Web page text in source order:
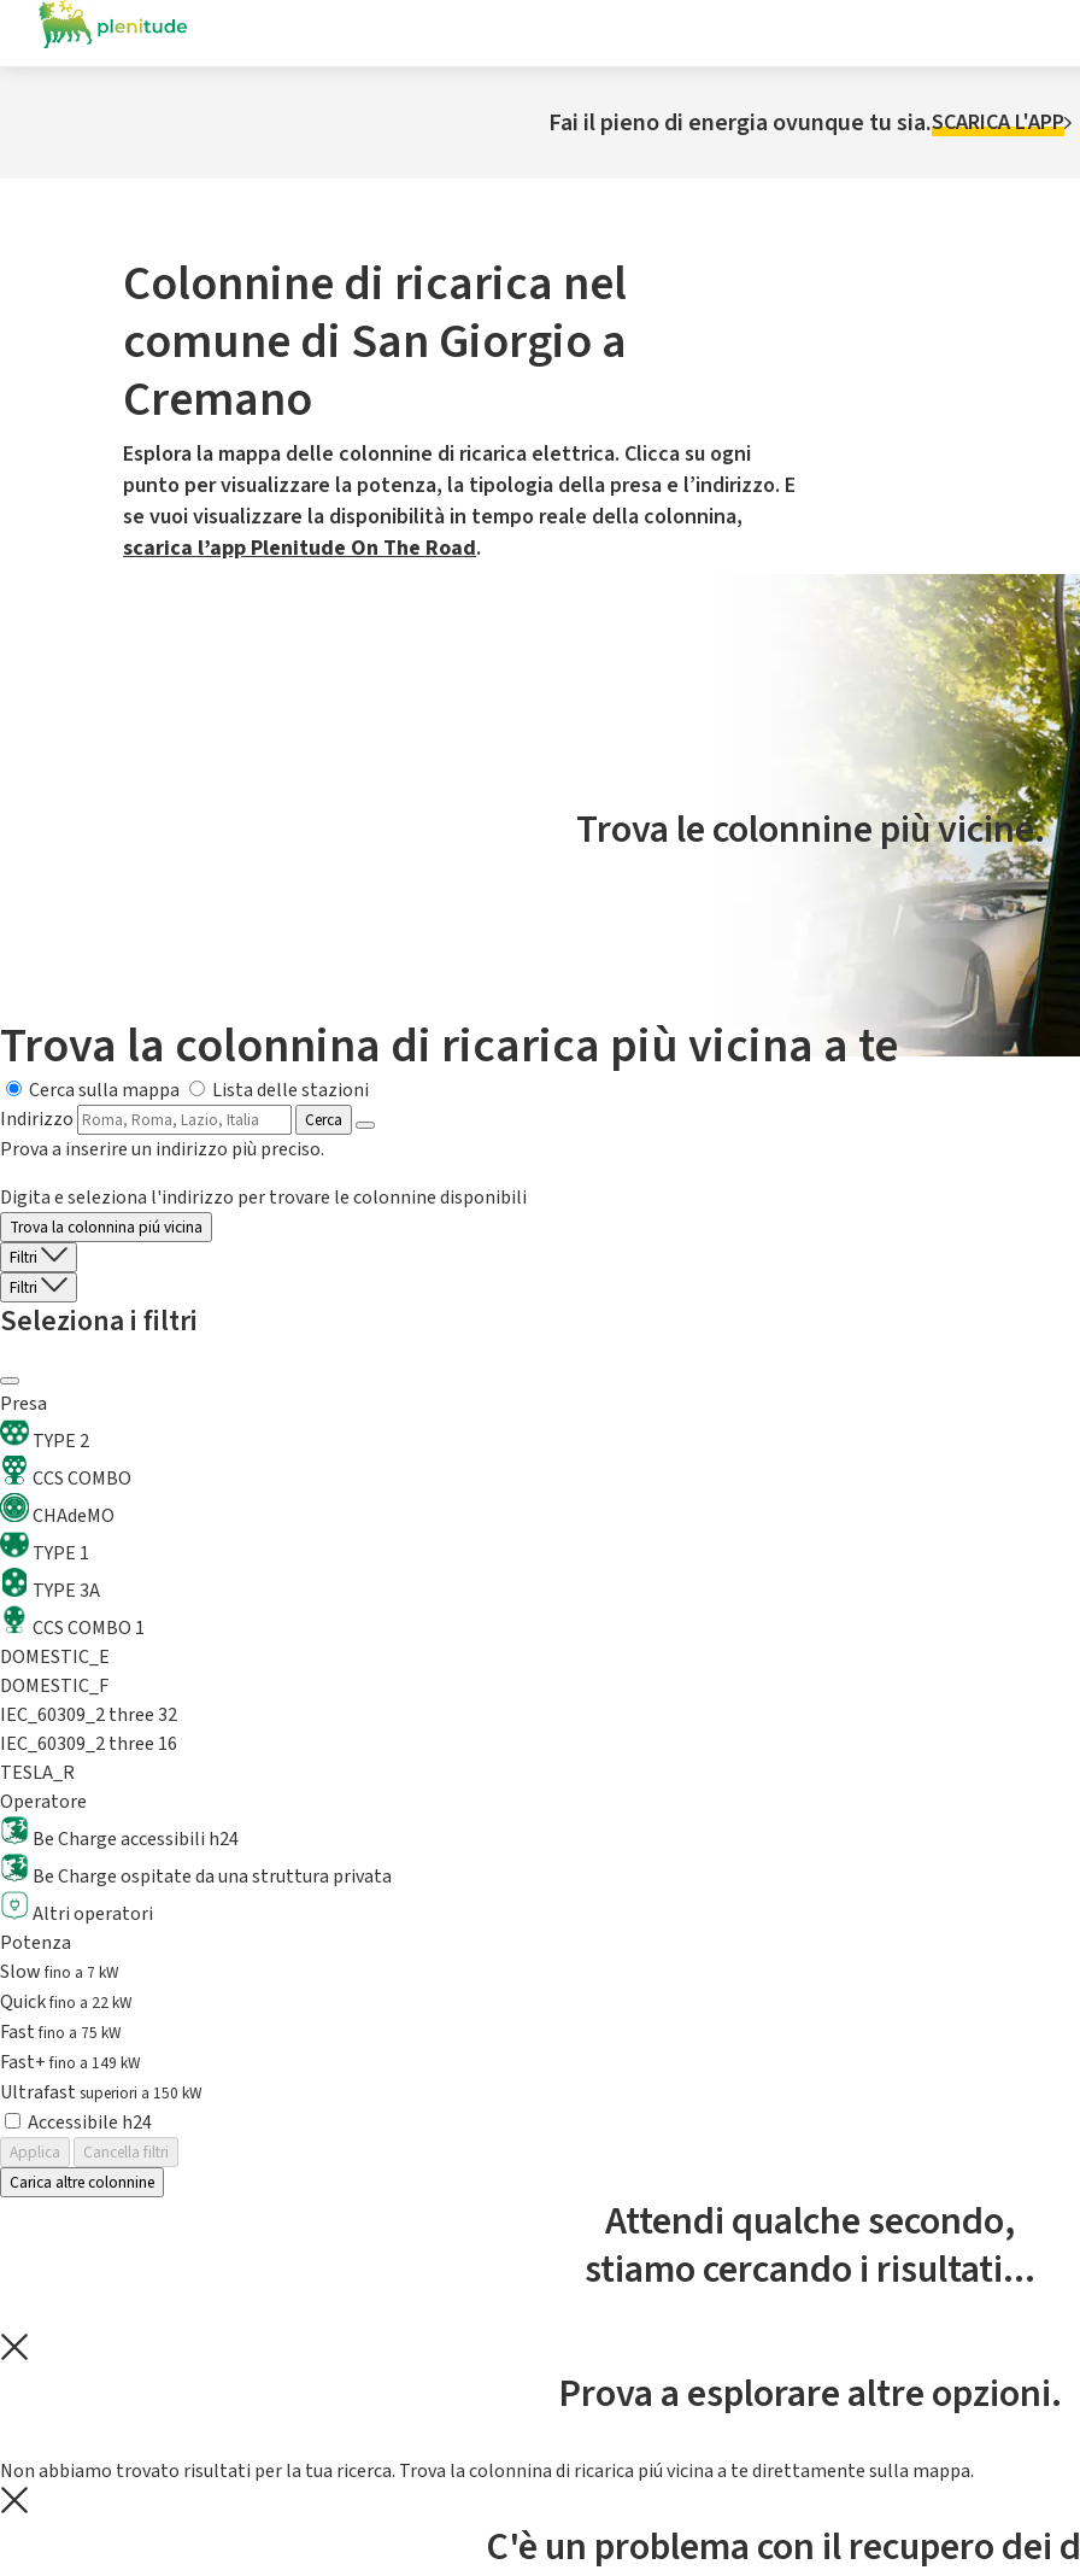
Fai il pieno di energia ovunque tu sia.SCARICA L'APP
Colonnine di ricarica nel
comune di San Giorgio a
Cremano
Esplora la mappa delle colonnine di ricarica elettrica. Clicca su ogni
punto per visualizzare la potenza, la tipologia della presa e l’indirizzo. E
se vuoi visualizzare la disponibilità in tempo reale della colonnina,
scarica l’app Plenitude On The Road.
Il servizio di mobilità elettrica è gestito da Plenitude On The Road
Trova le colonnine più vicine.
Trova la colonnina di ricarica più vicina a te
Cerca sulla mappa
Lista delle stazioni
Indirizzo
Cerca
Prova a inserire un indirizzo più preciso.
Digita e seleziona l'indirizzo per trovare le colonnine disponibili
Trova la colonnina piú vicina
Filtri
Filtri
Seleziona i filtri
Presa
TYPE 2
CCS COMBO
CHAdeMO
TYPE 1
TYPE 3A
CCS COMBO 1
DOMESTIC_E
DOMESTIC_F
IEC_60309_2 three 32
IEC_60309_2 three 16
TESLA_R
Operatore
Be Charge accessibili h24
Be Charge ospitate da una struttura privata
Altri operatori
Potenza
Slowfino a 7 kW
Quickfino a 22 kW
Fastfino a 75 kW
Fast+fino a 149 kW
Ultrafast superiori a 150 kW
Accessibile h24
Applica
Cancella filtri
Carica altre colonnine
Attendi qualche secondo,
stiamo cercando i risultati...
Prova a esplorare altre opzioni.
Non abbiamo trovato risultati per la tua ricerca. Trova la colonnina di ricarica piú vicina a te direttamente sulla mappa.
C'è un problema con il recupero dei